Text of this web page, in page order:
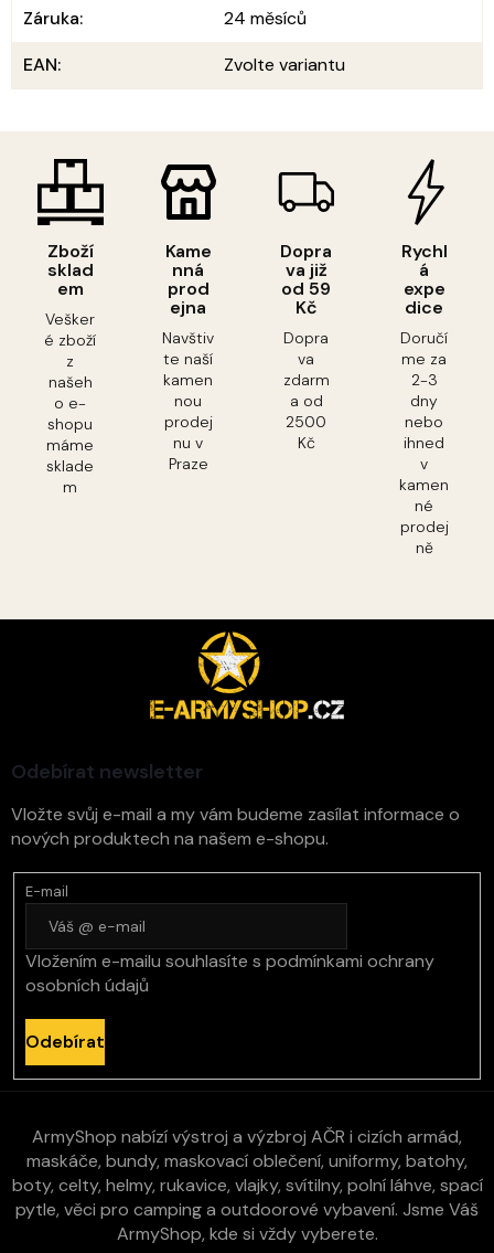
Zboží
sklad
em
Vešker
é zboží
z
našeh
o e-
shopu
máme
sklade
m
Kame
nná
prod
ejna
Navštiv
te naší
kamen
nou
prodej
nu v
Praze
Dopra
va již
od 59
Kč
Dopra
va
zdarm
a od
2500
Kč
Rychl
á
expe
dice
Doručí
me za
2-3
dny
nebo
ihned
v
kamen
né
prodej
ně
Záruka:
24 měsíců
EAN: Zvolte variantu
Odebírat newsletter
Vložte svůj e-mail a my vám budeme zasílat informace o
nových produktech na našem e-shopu.
E-mail
Vložením e-mailu souhlasíte s podmínkami ochrany
osobních údajů
Odebírat
ArmyShop nabízí výstroj a výzbroj AČR i cizích armád,
maskáče, bundy, maskovací oblečení, uniformy, batohy,
boty, celty, helmy, rukavice, vlajky, svítilny, polní láhve, spací
pytle, věci pro camping a outdoorové vybavení. Jsme Váš
ArmyShop, kde si vždy vyberete.